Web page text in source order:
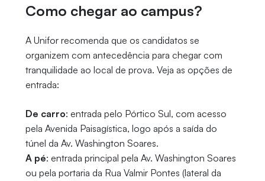
Como chegar ao campus?
A Unifor recomenda que os candidatos se
organizem com antecedência para chegar com
tranquilidade ao local de prova. Veja as opções de
entrada:
De carro: entrada pelo Pórtico Sul, com acesso
pela Avenida Paisagística, logo após a saída do
túnel da Av. Washington Soares.
A pé: entrada principal pela Av. Washington Soares
ou pela portaria da Rua Valmir Pontes (lateral da